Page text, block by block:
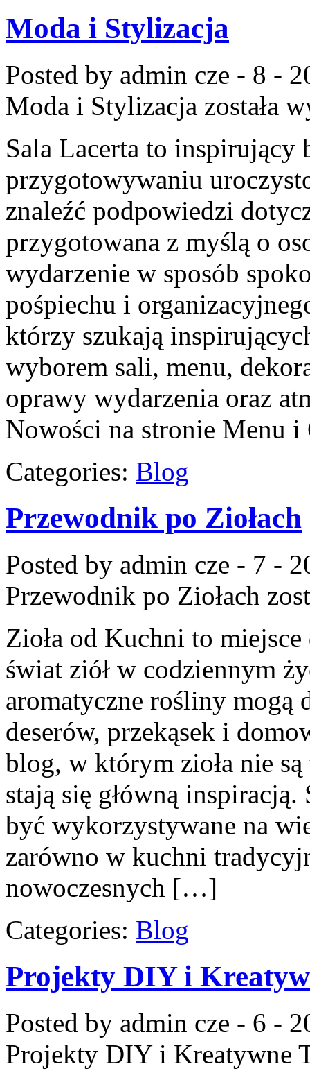
Moda i Stylizacja
Posted by admin cze - 8 -
Moda i Stylizacja została
Sala Lacerta to
przygotowywaniu
znaleźć podpowiedzi
przygotowana z myślą o
wydarzenie w sposób
pośpiechu i
którzy szukają
wyborem sali, menu,
oprawy wydarzenia oraz
Nowości na stronie Menu
Categories: Blog
Przewodnik po Ziołach
Posted by admin cze - 7 -
Przewodnik po Ziołach
Zioła od Kuchni to
świat ziół w codziennym
aromatyczne rośliny mogą
deserów, przekąsek i
blog, w którym zioła nie
stają się główną
być wykorzystywane na
zarówno w kuchni
nowoczesnych […]
Categories: Blog
Projekty DIY i
Posted by admin cze - 6 -
Projekty DIY i Kreatywne